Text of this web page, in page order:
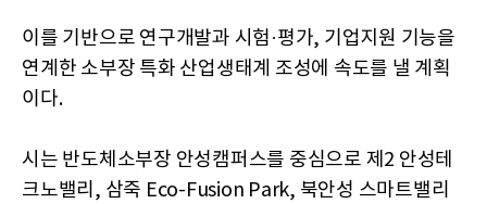
이를 기반으로 연구개발과 시험·평가, 기업지원 기능을
연계한 소부장 특화 산업생태계 조성에 속도를 낼 계획
이다.
시는 반도체소부장 안성캠퍼스를 중심으로 제2 안성테
크노밸리, 삼죽 Eco-Fusion Park, 북안성 스마트밸리